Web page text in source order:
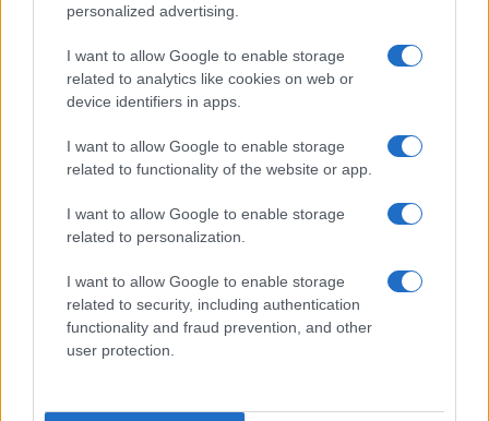
personalized advertising.
I want to allow Google to enable storage
related to analytics like cookies on web or
device identifiers in apps.
I want to allow Google to enable storage
related to functionality of the website or app.
I want to allow Google to enable storage
related to personalization.
I want to allow Google to enable storage
related to security, including authentication
functionality and fraud prevention, and other
user protection.